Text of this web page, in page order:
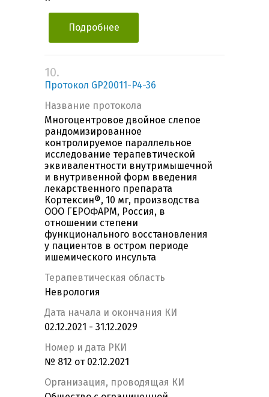
Подробнее
10.
Протокол GP20011-P4-36
Название протокола
Многоцентровое двойное слепое
рандомизированное
контролируемое параллельное
исследование терапевтической
эквивалентности внутримышечной
и внутривенной форм введения
лекарственного препарата
Кортексин®, 10 мг, производства
ООО ГЕРОФАРМ, Россия, в
отношении степени
функционального восстановления
у пациентов в остром периоде
ишемического инсульта
Терапевтическая область
Неврология
Дата начала и окончания КИ
02.12.2021 - 31.12.2029
Номер и дата РКИ
№ 812 от 02.12.2021
Организация, проводящая КИ